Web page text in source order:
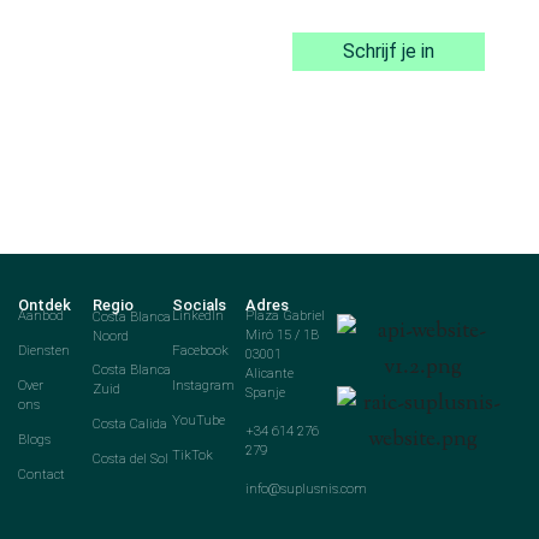
Schrijf je in
Ontdek
Aanbod
Diensten
Over
ons
Blogs
Contact
Regio
Costa Blanca
Noord
Costa Blanca
Zuid
Costa Calida
Costa del Sol
Socials
LinkedIn
Facebook
Instagram
YouTube
TikTok
Adres
Plaza Gabriel
Miró 15 / 1B
03001
Alicante
Spanje
+34 614 276
279
info@suplusnis.com